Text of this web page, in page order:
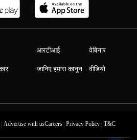
आरटीआई
जानिए हमारा कानून
वेबिनार
वीडियो
Advertise with usCareers| Privacy Policy| T&C